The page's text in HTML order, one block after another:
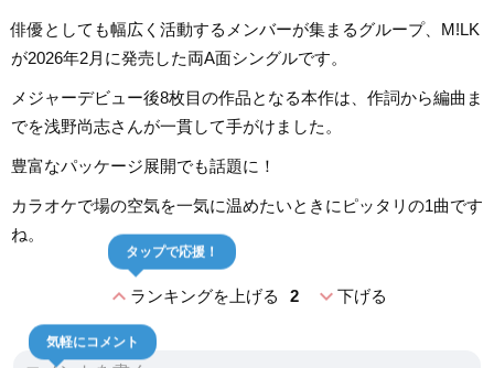
俳優としても幅広く活動するメンバーが集まるグループ、M!LK
が2026年2月に発売した両A面シングルです。
メジャーデビュー後8枚目の作品となる本作は、作詞から編曲ま
でを浅野尚志さんが一貫して手がけました。
豊富なパッケージ展開でも話題に！
カラオケで場の空気を一気に温めたいときにピッタリの1曲です
ね。
expand_lessランキングを上げる 2
タップで応援！
expand_more下げる
気軽にコメント